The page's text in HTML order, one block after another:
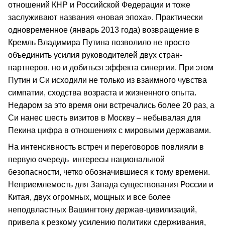
отношений КНР и Российской Федерации и тоже
заслуживают названия «новая эпоха». Практически
одновременное (январь 2013 года) возвращение в
Кремль Владимира Путина позволило не просто
объединить усилия руководителей двух стран-
партнеров, но и добиться эффекта синергии. При этом
Путин и Си исходили не только из взаимного чувства
симпатии, сходства возраста и жизненного опыта.
Недаром за это время они встречались более 20 раз, а
Си нанес шесть визитов в Москву – небывалая для
Пекина цифра в отношениях с мировыми державами.
На интенсивность встреч и переговоров повлияли в
первую очередь интересы национальной
безопасности, четко обозначившиеся к тому времени.
Неприемлемость для Запада существования России и
Китая, двух огромных, мощных и все более
неподвластных Вашингтону держав-цивилизаций,
привела к резкому усилению политики сдерживания,